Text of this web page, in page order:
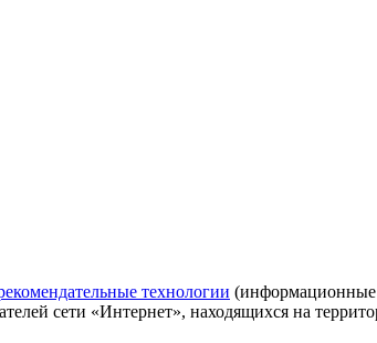
технологии (информационные
сети «Интернет», находящихся на